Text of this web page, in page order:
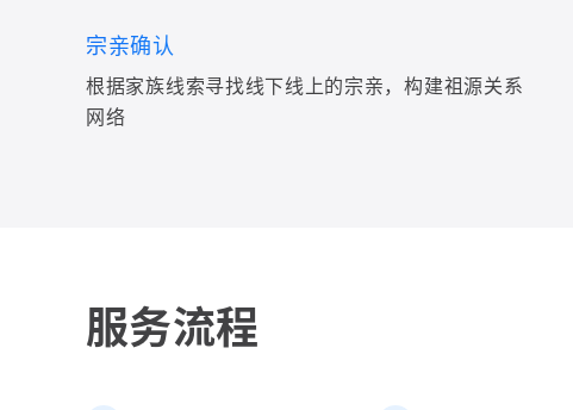
宗亲确认
根据家族线索寻找线下线上的宗亲，构建祖源关系
网络
服务流程